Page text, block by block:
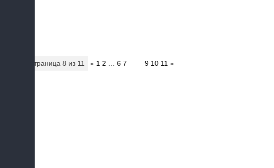
Страница 8 из 11 « 1 2 6 7 9 10 11 »